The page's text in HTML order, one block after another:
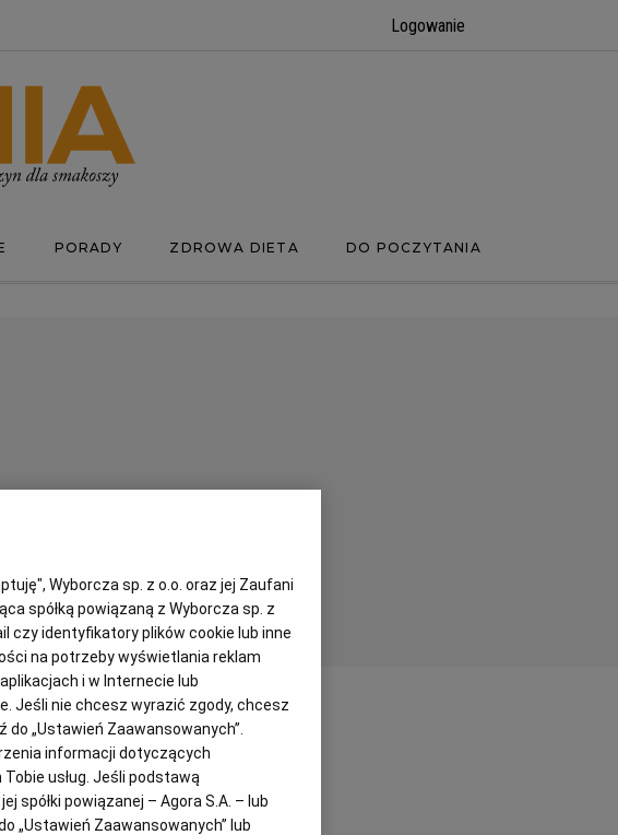
Logowanie
PORADY ZDROWA DIETA DO POCZYTANIA
mało kalorii
Wyborcza sp. z o.o. oraz jej Zaufani
spółką powiązaną z Wyborcza sp. z
czy identyfikatory plików cookie lub inne
na potrzeby wyświetlania reklam
i w Internecie lub
Jeśli nie chcesz wyrazić zgody, chcesz
„Ustawień Zaawansowanych”.
informacji dotyczących
usług. Jeśli podstawą
spółki powiązanej – Agora S.A. – lub
„Ustawień Zaawansowanych” lub